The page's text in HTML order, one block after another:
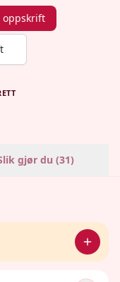
oppskrift
gjør du (31)